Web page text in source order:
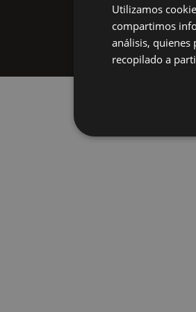
Utilizamos
compartimos
análisis,
recopilado a